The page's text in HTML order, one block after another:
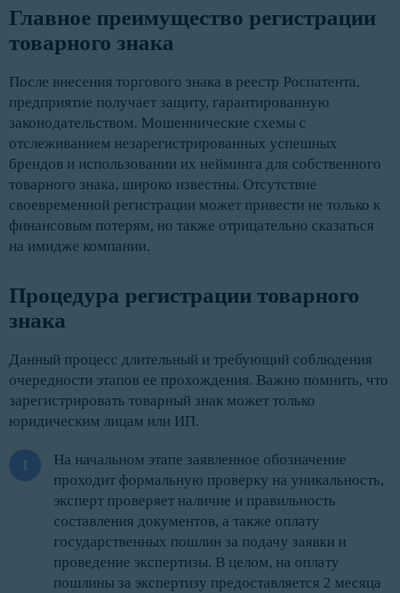
Главное преимущество регистрации
товарного знака
После внесения торгового знака в реестр Роспатента,
предприятие получает защиту, гарантированную
законодательством. Мошеннические схемы с
отслеживанием незарегистрированных успешных
брендов и использовании их нейминга для собственного
товарного знака, широко известны. Отсутствие
своевременной регистрации может привести не только к
финансовым потерям, но также отрицательно сказаться
на имидже компании.
Процедура регистрации товарного
знака
Данный процесс длительный и требующий соблюдения
очередности этапов ее прохождения. Важно помнить, что
зарегистрировать товарный знак может только
юридическим лицам или ИП.
На начальном этапе заявленное обозначение
проходит формальную проверку на уникальность,
эксперт проверяет наличие и правильность
составления документов, а также оплату
государственных пошлин за подачу заявки и
проведение экспертизы. В целом, на оплату
пошлины за экспертизу предоставляется 2 месяца